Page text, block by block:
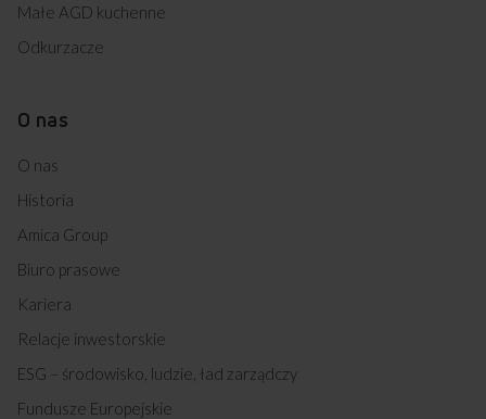
Małe AGD kuchenne
Odkurzacze
O nas
O nas
Historia
Amica Group
Biuro prasowe
Kariera
Relacje inwestorskie
ESG – środowisko, ludzie, ład zarządczy
Fundusze Europejskie